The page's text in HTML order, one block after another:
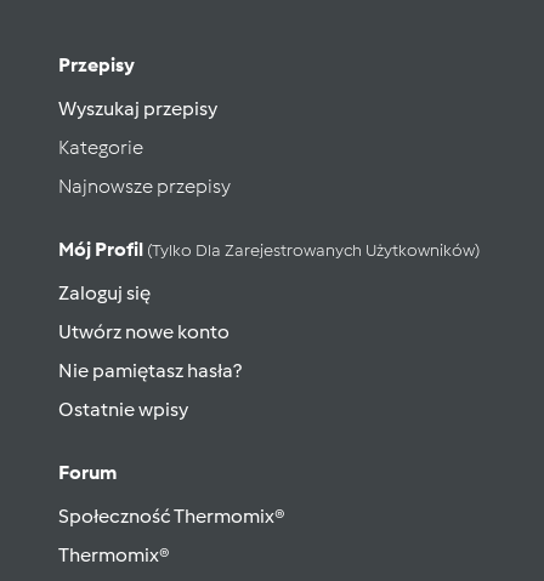
Przepisy
Wyszukaj przepisy
Kategorie
Najnowsze przepisy
Mój Profil (tylko Dla Zarejestrowanych Użytkowników)
Zaloguj się
Utwórz nowe konto
Nie pamiętasz hasła?
Ostatnie wpisy
Forum
Społeczność Thermomix®
Thermomix®